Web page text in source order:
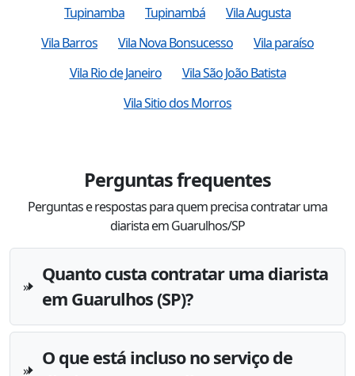
Tupinamba
Tupinambá
Vila Augusta
Vila Barros
Vila Nova Bonsucesso
Vila paraíso
Vila Rio de Janeiro
Vila São João Batista
Vila Sitio dos Morros
Perguntas frequentes
Perguntas e respostas para quem precisa contratar uma
diarista em Guarulhos/SP
Quanto custa contratar uma diarista
em Guarulhos (SP)?
O que está incluso no serviço de